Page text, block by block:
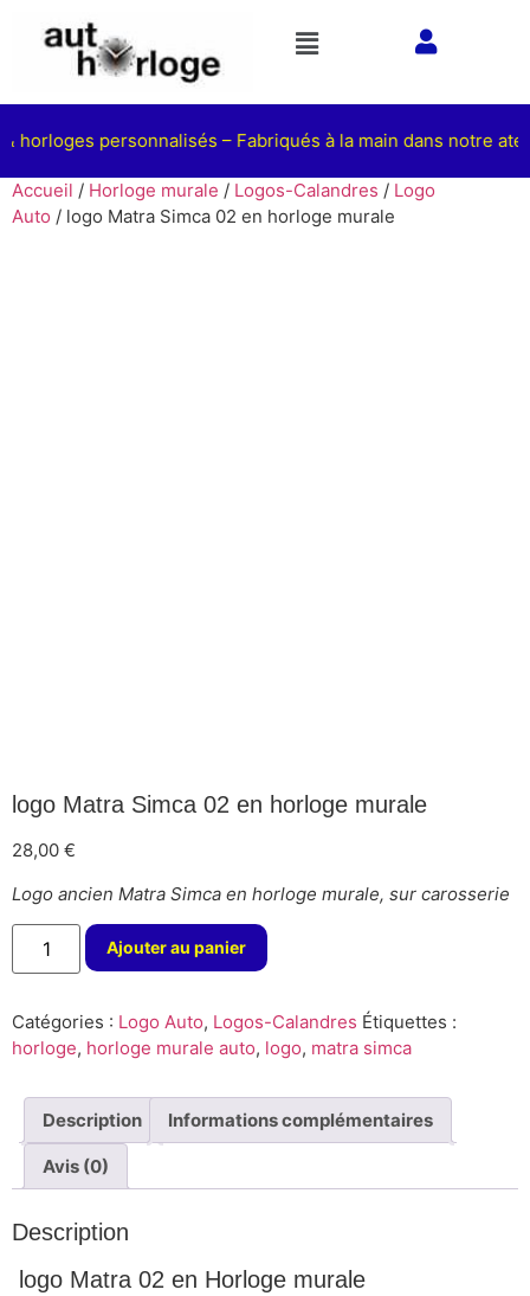
personnalisés – Fabriqués à la main dans notre
Accueil / Horloge murale / Logos-Calandres / Logo
Auto / logo Matra Simca 02 en horloge murale
logo Matra Simca 02 en horloge murale
28,00 €
Logo ancien Matra Simca en horloge murale, sur carosserie
Ajouter au panier
Catégories : Logo Auto, Logos-Calandres Étiquettes :
horloge, horloge murale auto, logo, matra simca
Description Informations complémentaires
Avis (0)
Description
logo Matra 02 en Horloge murale